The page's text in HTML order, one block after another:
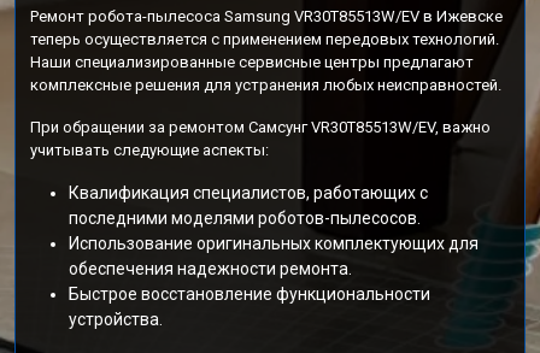
Ремонт робота-пылесоса Samsung VR30T85513W/EV в Ижевске
теперь осуществляется с применением передовых технологий.
Наши специализированные сервисные центры предлагают
комплексные решения для устранения любых неисправностей.
При обращении за ремонтом Самсунг VR30T85513W/EV, важно
учитывать следующие аспекты:
Квалификация специалистов, работающих с
последними моделями роботов-пылесосов.
Использование оригинальных комплектующих для
обеспечения надежности ремонта.
Быстрое восстановление функциональности
устройства.